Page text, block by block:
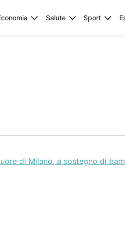
Salute Sport
di Milano, a sostegno di